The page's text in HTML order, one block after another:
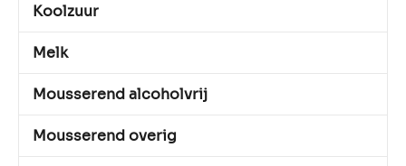
Koolzuur
Melk
Mousserend alcoholvrij
Mousserend overig